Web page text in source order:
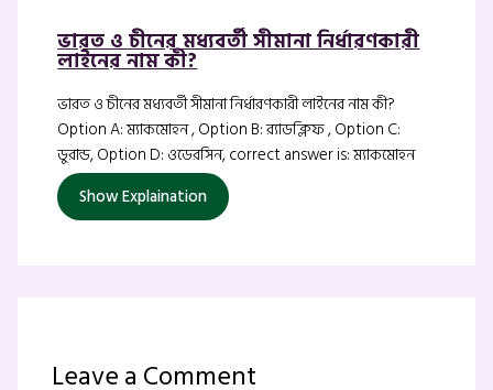
ভারত ও চীনের মধ্যবর্তী সীমানা নির্ধারণকারী
লাইনের নাম কী?
ভারত ও চীনের মধ্যবর্তী সীমানা নির্ধারণকারী লাইনের নাম কী?
Option A: ম্যাকমোহন , Option B: র‍্যাডক্লিফ , Option C:
ডুরান্ড, Option D: ওডেরসিন, correct answer is: ম্যাকমোহন
Show Explaination
Leave a Comment